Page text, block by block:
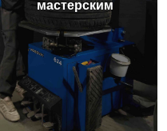
мастерским